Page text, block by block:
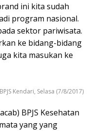
ini kita sudah
program nasional.
sektor pariwisata.
ke bidang-bidang
kita masukan ke
Kendari, Selasa (7/8/2017)
BPJS Kesehatan
yang yang